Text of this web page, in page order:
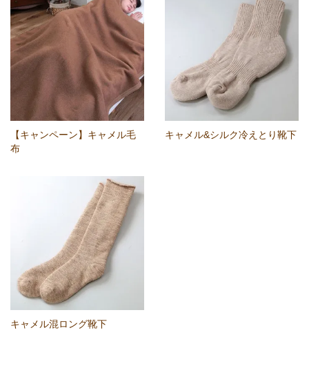
【キャンペーン】キャメル毛
布
キャメル&シルク冷えとり靴下
キャメル混ロング靴下